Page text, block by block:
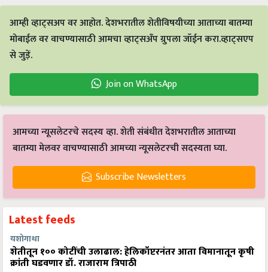
आम्ही व्हाट्सअप वर आहोत. देशभरातील शेतीविषयीच्या आताच्या बातम्या
मोबाईल वर वाचण्यासाठी आमचा व्हाट्सअँप ग्रुपला जॉईन करा.व्हाट्सएप
से जुड़ें.
Join on WhatsApp
आमच्या न्यूसलेटरचे सदस्य व्हा. शेती संबंधीत देशभरातील आताच्या
बातम्या मेलवर वाचण्यासाठी आमच्या न्यूसलेटरची सदस्यता घ्या.
Subscribe Newsletters
Latest feeds
यशोगाथा
शेतीतून १०० कोटींची उलाढाल: हेलिकॉप्टरनंतर आता विमानातून कृषी
क्रांती घडवणार डॉ. राजाराम त्रिपाठी